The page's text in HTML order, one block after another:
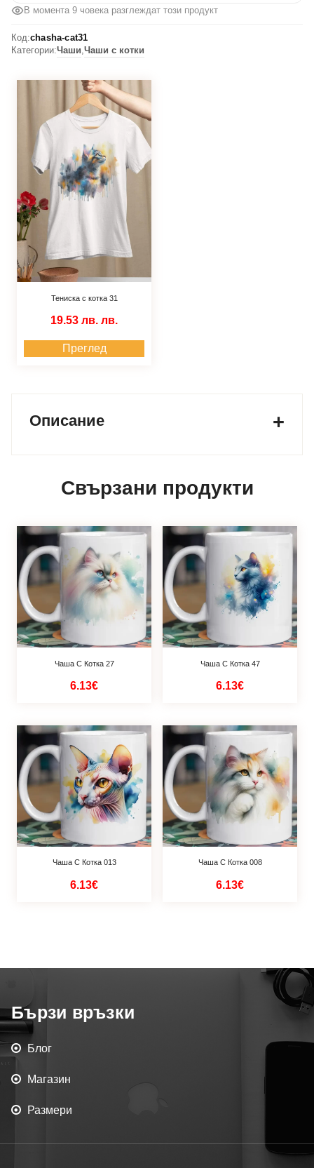
В момента 9 човека разглеждат този продукт
Код:chasha-cat31
Категории:Чаши,Чаши с котки
Тениска с котка 31
19.53 лв. лв.
Преглед
Описание
Свързани продукти
Чаша С Котка 27
6.13€
Чаша С Котка 47
6.13€
Чаша С Котка 013
6.13€
Чаша С Котка 008
6.13€
Бързи връзки
Блог
Магазин
Размери